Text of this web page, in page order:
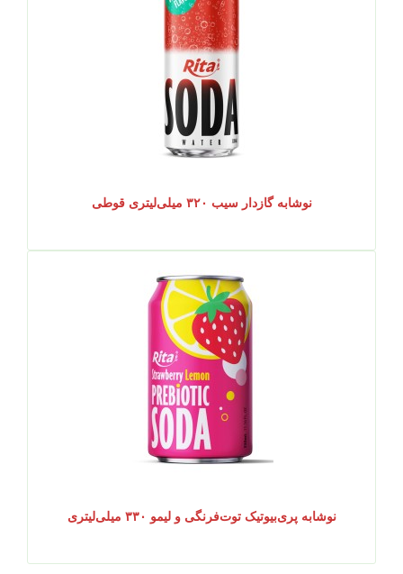
نوشابه گازدار سیب ۳۲۰ میلی‌لیتری قوطی
نوشابه پری‌بیوتیک توت‌فرنگی و لیمو ۳۳۰ میلی‌لیتری